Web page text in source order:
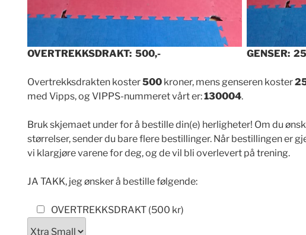
OVERTREKKSDRAKT: 500,- GENSER:
Overtrekksdrakten koster500 kroner, mens genseren koster
med Vipps, og VIPPS-nummeret vårt er:130004.
Bruk skjemaet under for å bestille din(e) herligheter! Om du
størrelser, sender du bare flere bestillinger. Når bestillingen er
vi klargjøre varene for deg, og de vil bli overlevert på trening.
JA TAKK, jeg ønsker å bestille følgende:
OVERTREKKSDRAKT (500 kr)